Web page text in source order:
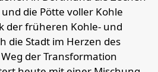
die Pötte voller Kohle
der früheren Kohle- und
die Stadt im Herzen des
der Transformation